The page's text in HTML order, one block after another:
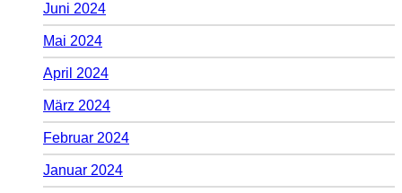
Juni 2024
Mai 2024
April 2024
März 2024
Februar 2024
Januar 2024